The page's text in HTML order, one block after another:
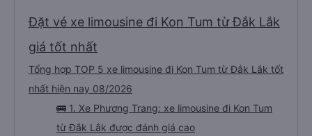
Đặt vé xe limousine đi Kon Tum từ Đắk Lắk
giá tốt nhất
Tổng hợp TOP 5 xe limousine đi Kon Tum từ Đắk Lắk tốt
nhất hiện nay 08/2026
🚌 1. Xe Phương Trang: xe limousine đi Kon Tum
từ Đắk Lắk được đánh giá cao